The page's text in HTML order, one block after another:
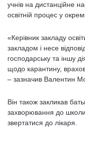
учнів на дистанційне
освітній процес у
«Керівник закладу
закладом і несе
господарську та іншу
щодо карантину,
– зазначив Валентин
Він також закликав
захворювання до
звертатися до лікаря.